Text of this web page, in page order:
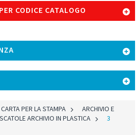
CODICE CATALOGO
PER LA STAMPA >
ARCHIVIO E
SCATOLE ARCHIVIO IN PLASTICA >
3